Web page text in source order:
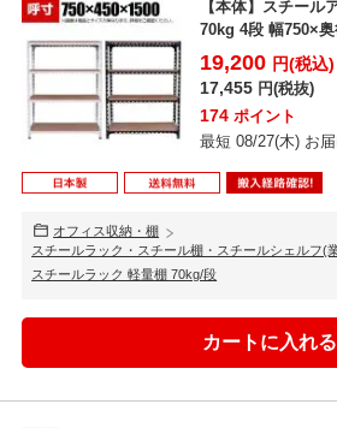
【本体】スチール
70kg 4段 幅750×
19,200 円(税込)
17,455 円(税抜)
174 ポイント
最短 08/27(木) お
オフィス収納・棚
スチールラック・スチール棚・スチールシェルフ(
スチールラック 軽量棚 70kg/段